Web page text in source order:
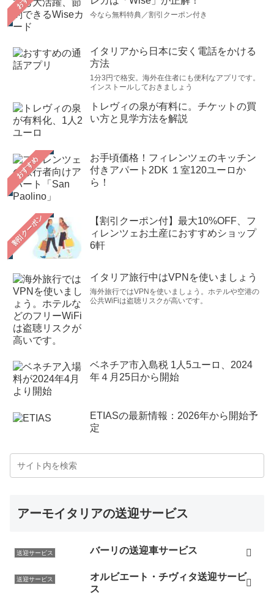
今なら無料特典／割引クーポン付き
イタリアから日本に安く電話をかける
方法
1分3円で格安。海外在住者にも便利なアプリです。
インストールしておきましょう
トレヴィの泉が有料に。チケットの買
い方と見学方法を解説
おすすめ
お手頃価格！フィレンツェのキッチン
付きアパート2DK １室120ユーロか
ら！
【割引クーポン付】最大10%OFF、フ
ィレンツェお土産におすすめショップ
6軒
イタリア旅行中はVPNを使いましょう
海外旅行ではVPNを使いましょう。ホテルや空港の
公共WiFiは盗聴リスクが高いです。
ベネチア市入島税 1人5ユーロ、2024
年４月25日から開始
ETIASの最新情報：2026年から開始予
定
アーモイタリアの送迎サービス
送迎サービス バーリの送迎車サービス
送迎サービス
オルビエート・チヴィタ送迎サービ
ス